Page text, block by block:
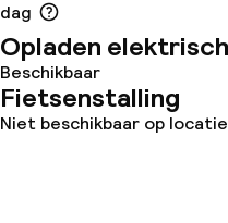
dag
Opladen
Beschikbaar
Fietsenstalling
Niet beschikbaar op locatie